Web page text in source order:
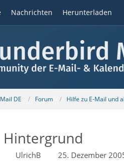
Nachrichten Herunterladen
DE Forum Hilfe zu E-Mail und
Hintergrund
UlrichB 25. Dezember